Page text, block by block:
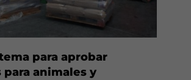
para aprobar
animales y